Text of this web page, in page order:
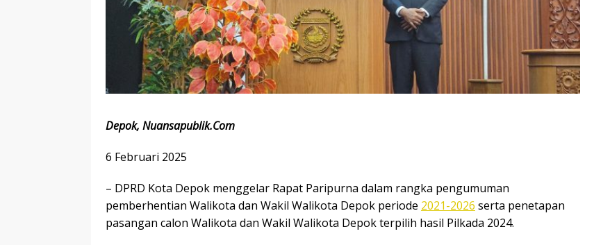
Depok, Nuansapublik.Com
6 Februari 2025
– DPRD Kota Depok menggelar Rapat Paripurna dalam rangka pengumuman
pemberhentian Walikota dan Wakil Walikota Depok periode 2021-2026 serta penetapan
pasangan calon Walikota dan Wakil Walikota Depok terpilih hasil Pilkada 2024.